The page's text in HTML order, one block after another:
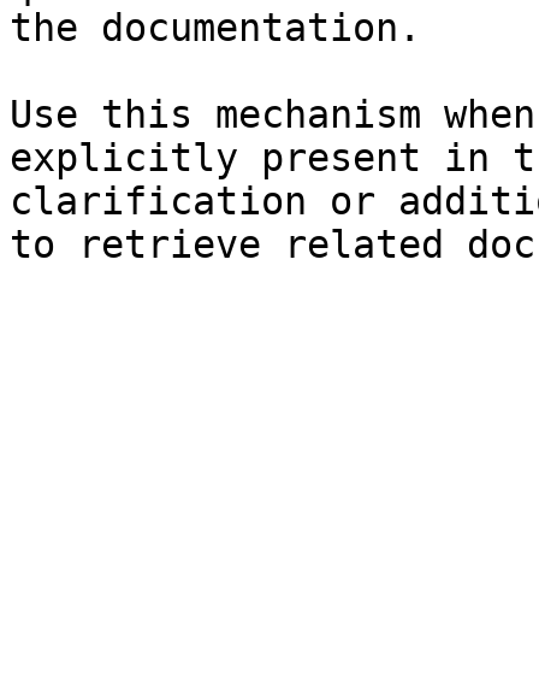
the documentation.
Use this mechanism
explicitly present in
clarification or